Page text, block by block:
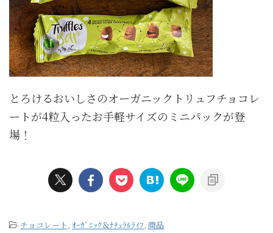
とろけるおいしさのオーガニックトリュフチョコレ
ートが4粒入ったお手軽サイズのミニパックが登
場！
-チョコレート, ｵｰｶﾞﾆｯｸ＆ﾅﾁｭﾗﾙﾗｲﾌ, 商品